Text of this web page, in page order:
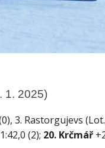
1. 2025)
3. Rastorgujevs
(2); 20. Krčmář